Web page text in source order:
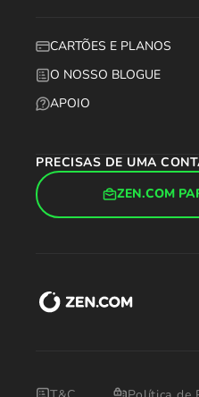
CARTÕES E PLANOS
O NOSSO BLOGUE
APOIO
PRECISAS DE UMA
ZEN.COM